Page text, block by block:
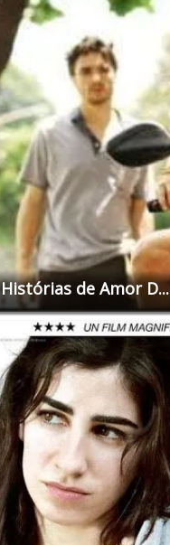
Histórias de Amor D...